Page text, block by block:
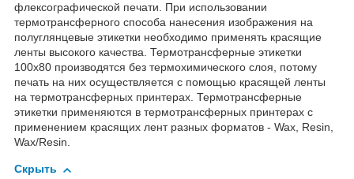
флексографической печати. При использовании
термотрансферного способа нанесения изображения на
полуглянцевые этикетки необходимо применять красящие
ленты высокого качества. Термотрансферные этикетки
100x80 производятся без термохимического слоя, потому
печать на них осуществляется с помощью красящей ленты
на термотрансферных принтерах. Термотрансферные
этикетки применяются в термотрансферных принтерах с
применением красящих лент разных форматов - Wax, Resin,
Wax/Resin.
Скрыть